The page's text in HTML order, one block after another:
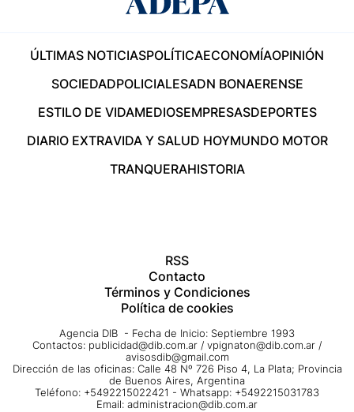
ÚLTIMAS NOTICIASPOLÍTICAECONOMÍAOPINIÓN
SOCIEDADPOLICIALESADN BONAERENSE
ESTILO DE VIDAMEDIOSEMPRESASDEPORTES
DIARIO EXTRAVIDA Y SALUD HOYMUNDO MOTOR
TRANQUERAHISTORIA
RSS
Contacto
Términos y Condiciones
Política de cookies
Agencia DIB - Fecha de Inicio: Septiembre 1993
Contactos: publicidad@dib.com.ar / vpignaton@dib.com.ar /
avisosdib@gmail.com
Dirección de las oficinas: Calle 48 Nº 726 Piso 4, La Plata; Provincia
de Buenos Aires, Argentina
Teléfono: +5492215022421 - Whatsapp: +5492215031783
Email: administracion@dib.com.ar